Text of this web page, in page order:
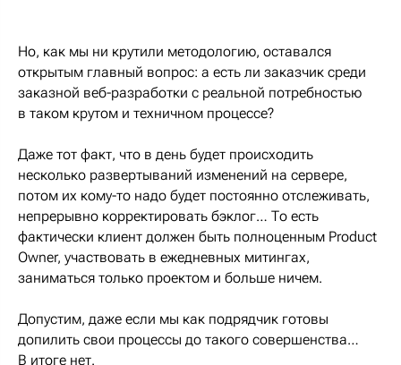
Но, как мы ни крутили методологию, оставался
открытым главный вопрос: а есть ли заказчик среди
заказной веб-разработки с реальной потребностью
в таком крутом и техничном процессе?
Даже тот факт, что в день будет происходить
несколько развертываний изменений на сервере,
потом их кому-то надо будет постоянно отслеживать,
непрерывно корректировать бэклог… То есть
фактически клиент должен быть полноценным Product
Owner, участвовать в ежедневных митингах,
заниматься только проектом и больше ничем.
Допустим, даже если мы как подрядчик готовы
допилить свои процессы до такого совершенства…
В итоге нет.